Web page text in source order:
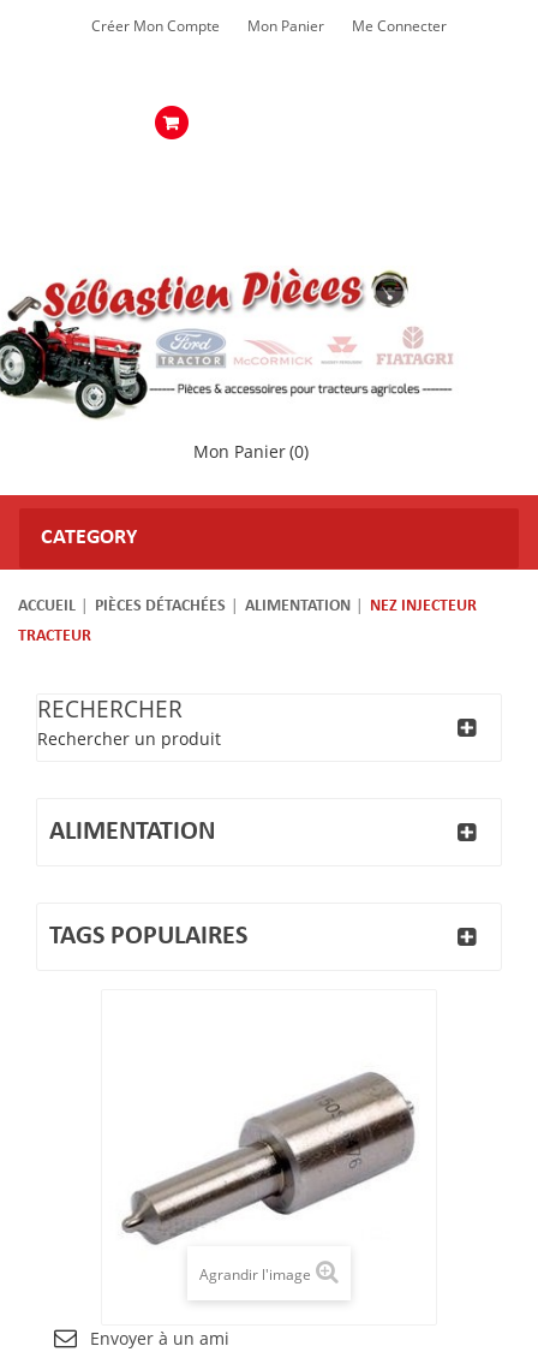
Créer Mon Compte Mon Panier Me Connecter
Mon Panier(0)
CATEGORY
ACCUEIL PIÈCES DÉTACHÉES ALIMENTATION
NEZ INJECTEUR
TRACTEUR
RECHERCHER
Rechercher un produit
ALIMENTATION
TAGS POPULAIRES
Agrandir l'image
Envoyer à un ami